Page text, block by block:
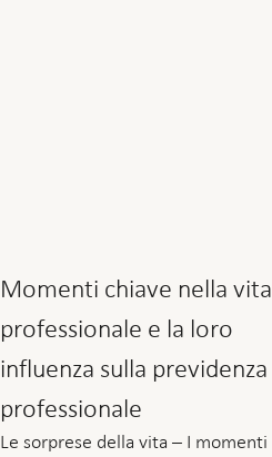
Momenti chiave nella vita
professionale e la loro
influenza sulla previdenza
professionale
Le sorprese della vita – I momenti